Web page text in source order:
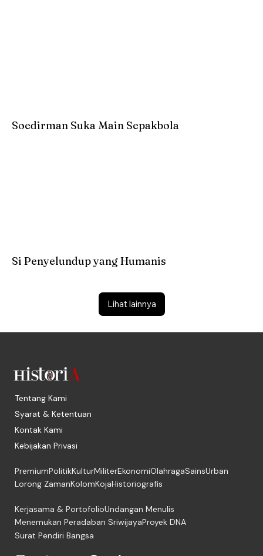
Lihat lainnya
Soedirman Suka Main Sepakbola
Si Penyelundup yang Humanis
Tentang Kami
Syarat & Ketentuan
Kontak Kami
Kebijakan Privasi
PremiumPolitikKulturMiliterEkonomiOlahragaSainsUrban
Lorong ZamanKolomKojaHistoriografis
Kerjasama & PortofolioUndangan Menulis
Menemukan Peradaban SriwijayaProyek DNA
Surat Pendiri Bangsa